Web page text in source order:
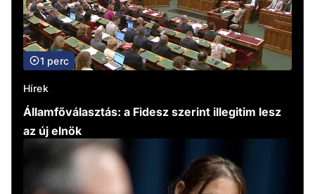
1 perc
Hírek
Államfőválasztás: a Fidesz szerint illegitim lesz
az új elnök